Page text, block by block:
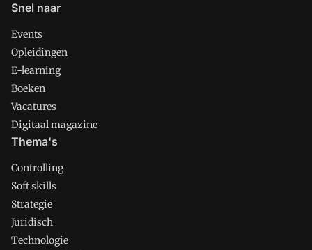
Snel naar
Events
Opleidingen
E-learning
Boeken
Vacatures
Digitaal magazine
Thema's
Controlling
Soft skills
Strategie
Juridisch
Technologie